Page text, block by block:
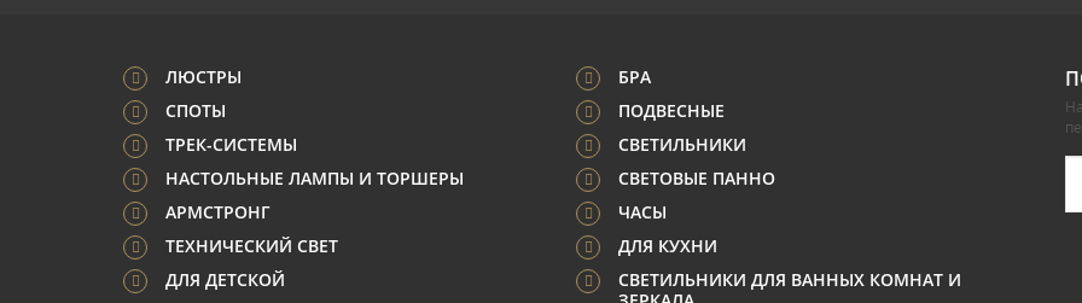
ЛЮСТРЫ
БРА
СПОТЫ
ПОДВЕСНЫЕ
ТРЕК-СИСТЕМЫ
СВЕТИЛЬНИКИ
НАСТОЛЬНЫЕ ЛАМПЫ И ТОРШЕРЫ
СВЕТОВЫЕ ПАННО
АРМСТРОНГ
ЧАСЫ
ТЕХНИЧЕСКИЙ СВЕТ
ДЛЯ КУХНИ
ДЛЯ ДЕТСКОЙ
СВЕТИЛЬНИКИ ДЛЯ ВАННЫХ КОМНАТ И